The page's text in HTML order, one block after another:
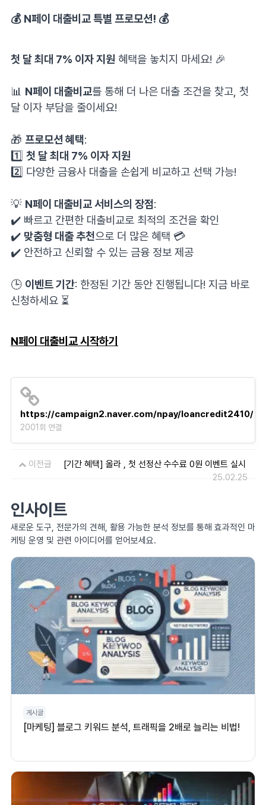
💰 N페이 대출비교 특별 프로모션! 💰
첫 달 최대 7% 이자 지원 혜택을 놓치지 마세요! 🎉
📊 N페이 대출비교를 통해 더 나은 대출 조건을 찾고, 첫
달 이자 부담을 줄이세요!
🎁 프로모션 혜택:
1️⃣ 첫 달 최대 7% 이자 지원
2️⃣ 다양한 금융사 대출을 손쉽게 비교하고 선택 가능!
💡 N페이 대출비교 서비스의 장점:
✔️ 빠르고 간편한 대출비교로 최적의 조건을 확인
✔️ 맞춤형 대출 추천으로 더 많은 혜택 💳
✔️ 안전하고 신뢰할 수 있는 금융 정보 제공
🕒 이벤트 기간: 한정된 기간 동안 진행됩니다! 지금 바로
신청하세요 ⏳
N페이 대출비교시작하기
https://campaign2.naver.com/npay/loancredit2410/
2001회 연결
이전글
[기간 혜택] 올라 , 첫 선정산 수수료 0원 이벤트 실시
25.02.25
인사이트
새로운 도구, 전문가의 견해, 활용 가능한 분석 정보를 통해 효과적인 마
케팅 운영 및 관련 아이디어를 얻어보세요.
게시글
[마케팅] 블로그 키워드 분석, 트래픽을 2배로 늘리는 비법!